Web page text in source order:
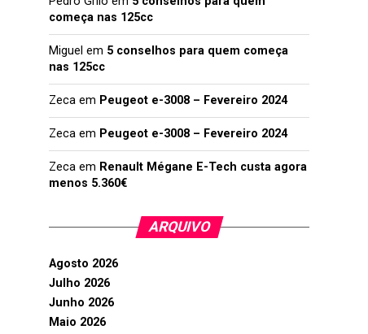
começa nas 125cc
Miguel em 5 conselhos para quem começa
nas 125cc
Zeca em Peugeot e-3008 – Fevereiro 2024
Zeca em Peugeot e-3008 – Fevereiro 2024
Zeca em Renault Mégane E-Tech custa agora
menos 5.360€
ARQUIVO
Agosto 2026
Julho 2026
Junho 2026
Maio 2026